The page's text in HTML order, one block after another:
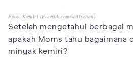
Foto: Kemiri (Freepik.com/willschan)
Setelah mengetahui berbagai
apakah Moms tahu bagaimana
minyak kemiri?